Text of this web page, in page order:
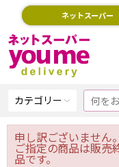
ネットスーパー
カテゴリー
申し訳ございません。
ご指定の商品は販売
品です。